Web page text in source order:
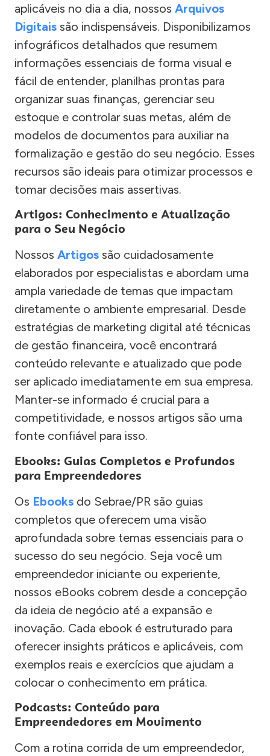
aplicáveis no dia a dia, nossos Arquivos
Digitais são indispensáveis. Disponibilizamos
infográficos detalhados que resumem
informações essenciais de forma visual e
fácil de entender, planilhas prontas para
organizar suas finanças, gerenciar seu
estoque e controlar suas metas, além de
modelos de documentos para auxiliar na
formalização e gestão do seu negócio. Esses
recursos são ideais para otimizar processos e
tomar decisões mais assertivas.
Artigos: Conhecimento e Atualização
para o Seu Negócio
Nossos Artigos são cuidadosamente
elaborados por especialistas e abordam uma
ampla variedade de temas que impactam
diretamente o ambiente empresarial. Desde
estratégias de marketing digital até técnicas
de gestão financeira, você encontrará
conteúdo relevante e atualizado que pode
ser aplicado imediatamente em sua empresa.
Manter-se informado é crucial para a
competitividade, e nossos artigos são uma
fonte confiável para isso.
Ebooks: Guias Completos e Profundos
para Empreendedores
Os Ebooks do Sebrae/PR são guias
completos que oferecem uma visão
aprofundada sobre temas essenciais para o
sucesso do seu negócio. Seja você um
empreendedor iniciante ou experiente,
nossos eBooks cobrem desde a concepção
da ideia de negócio até a expansão e
inovação. Cada ebook é estruturado para
oferecer insights práticos e aplicáveis, com
exemplos reais e exercícios que ajudam a
colocar o conhecimento em prática.
Podcasts: Conteúdo para
Empreendedores em Movimento
Com a rotina corrida de um empreendedor,